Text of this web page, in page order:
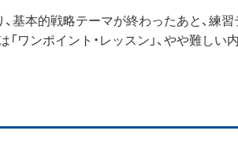
基本的戦略テーマが終わったあと、練
ンポイント・レッスン」、やや難しい